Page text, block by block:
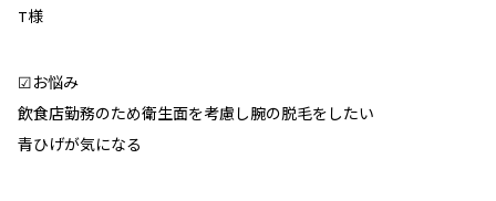
T様
︎︎︎︎︎︎☑︎お悩み
飲食店勤務のため衛生面を考慮し腕の脱毛をしたい
青ひげが気になる